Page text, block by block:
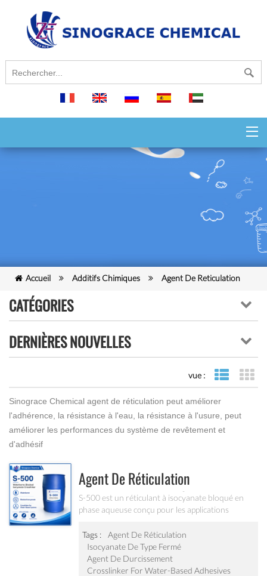
Accueil Additifs Chimiques Agent De Réticulation
CATÉGORIES
DERNIÈRES NOUVELLES
vue : vue de
Sinograce Chemical agent de réticulation peut améliorer
l'adhérence, la résistance à l'eau, la résistance à l'usure, peut
améliorer les performances du système de revêtement et
d'adhésif
Agent De Réticulation
D'isocyanate Bloqué En Phase
Aqueuse S-500
S-500 est un réticulant à isocyanate bloqué en
phase aqueuse conçu pour les applications
Il améliore l’adhérence, la résistance à l’eau, la
résistance au lavage et la durabilité du
revêtement.
Tags :
Agent De Réticulation
Isocyanate De Type Fermé
Agent De Durcissement
Crosslinker For Water-Based Adhesives